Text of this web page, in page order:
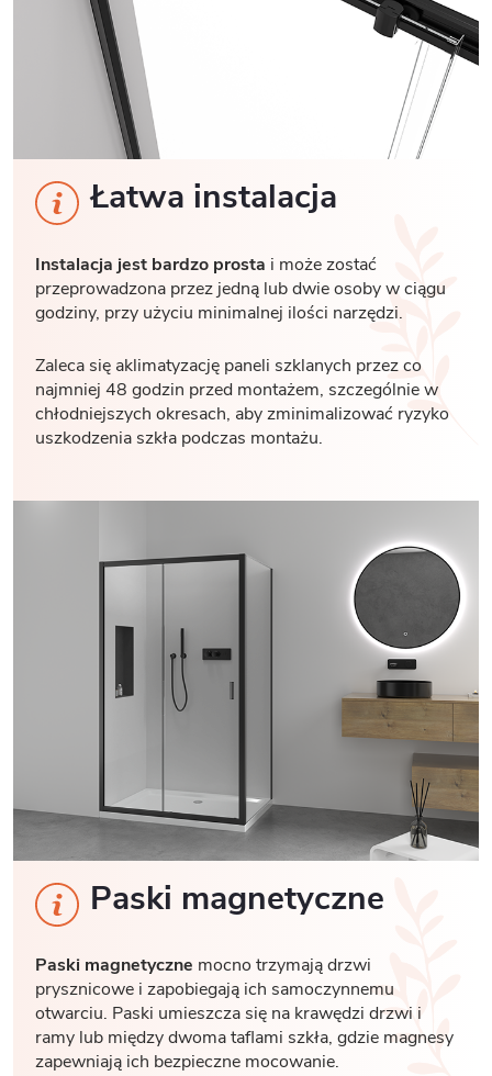
Łatwa instalacja
Instalacja jest bardzo prosta i może zostać
przeprowadzona przez jedną lub dwie osoby w ciągu
godziny, przy użyciu minimalnej ilości narzędzi.
Zaleca się aklimatyzację paneli szklanych przez co
najmniej 48 godzin przed montażem, szczególnie w
chłodniejszych okresach, aby zminimalizować ryzyko
uszkodzenia szkła podczas montażu.
Paski magnetyczne
Paski magnetyczne mocno trzymają drzwi
prysznicowe i zapobiegają ich samoczynnemu
otwarciu. Paski umieszcza się na krawędzi drzwi i
ramy lub między dwoma taflami szkła, gdzie magnesy
zapewniają ich bezpieczne mocowanie.